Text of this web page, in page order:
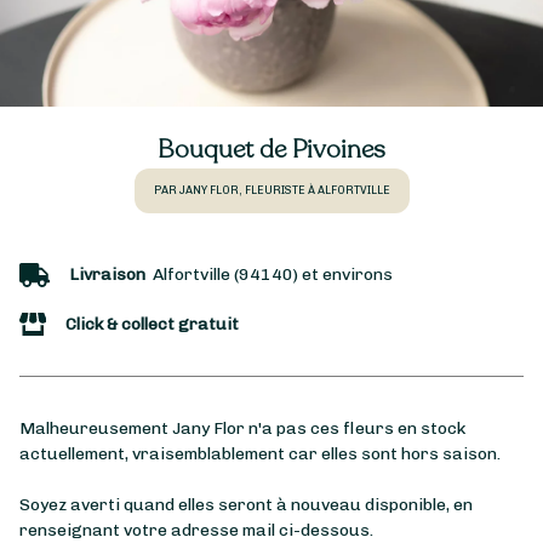
Bouquet de Pivoines
PAR JANY FLOR, FLEURISTE À ALFORTVILLE
Livraison Alfortville (94140) et environs
Click & collect gratuit
Malheureusement Jany Flor n'a pas ces fleurs en stock
actuellement, vraisemblablement car elles sont hors saison.
Soyez averti quand elles seront à nouveau disponible, en
renseignant votre adresse mail ci-dessous.